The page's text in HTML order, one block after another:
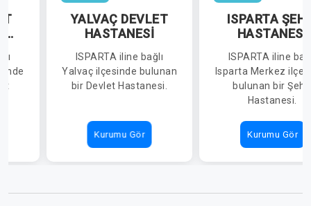
YALVAÇ DEVLET
HASTANESİ
ISPARTA iline bağlı
Yalvaç ilçesinde bulunan
bir Devlet Hastanesi.
Kurumu Gör
ISPARTA
HASTANESİ
ISPARTA iline
Isparta Merkez
bulunan bir Şehir
Hastanesi.
Kurumu Gör